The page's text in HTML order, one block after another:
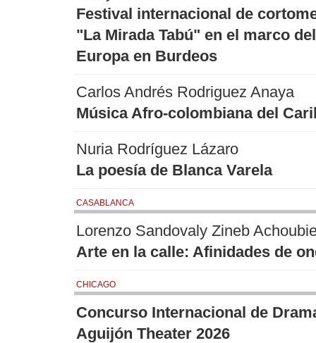
Festival internacional de
"La Mirada Tabú" en el marco
Europa en Burdeos
Carlos Andrés Rodriguez Anaya
Música Afro-colombiana del
Nuria Rodríguez Lázaro
La poesía de Blanca Varela
CASABLANCA
Lorenzo Sandovaly Zineb
Arte en la calle: Afinidades de
CHICAGO
Concurso Internacional de
Aguijón Theater 2026